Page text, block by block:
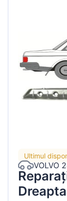
Ultimul
VOLVO
Dreapta